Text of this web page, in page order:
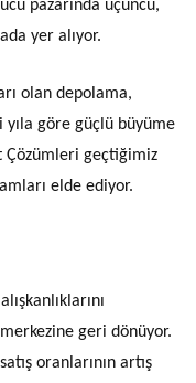
pazarında üçüncü,
yer alıyor.
olan depolama,
yıla göre güçlü büyüme
Çözümleri geçtiğimiz
elde ediyor.
geri dönüyor.
oranlarının artış